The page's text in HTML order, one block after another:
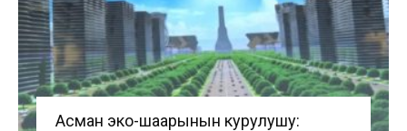
Асман эко-шаарынын курулушу: